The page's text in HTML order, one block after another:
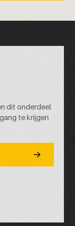
dit onderdeel.
te krijgen